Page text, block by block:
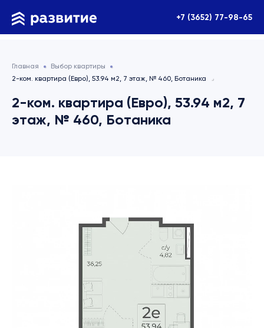
+7 (3652) 77-98-65
Главная
Выбор квартиры
2-ком. квартира (Евро), 53.94 м2, 7 этаж, № 460, Ботаника
2-ком. квартира (Евро), 53.94 м2, 7
этаж, № 460, Ботаника